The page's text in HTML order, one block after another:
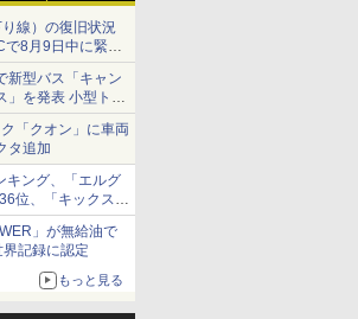
線）の復旧状況
で8月9日中に緊急
新型バス「キャン
」を発表 小型トラ
向けバス
「クオン」に車両
タ追加
キング、「エルグ
位、「キックス」
」が無給油で
記録に認定
もっと見る